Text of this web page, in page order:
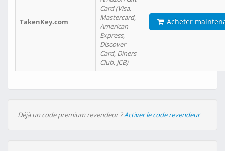
TakenKey.com
Card (Visa,
Mastercard,
American
Express,
Discover
Card, Diners
Club, JCB)
Acheter
Déjà un code premium revendeur ?Activer le code revendeur